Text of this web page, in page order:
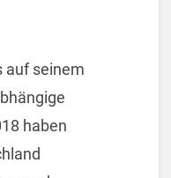
auf seinem
haben